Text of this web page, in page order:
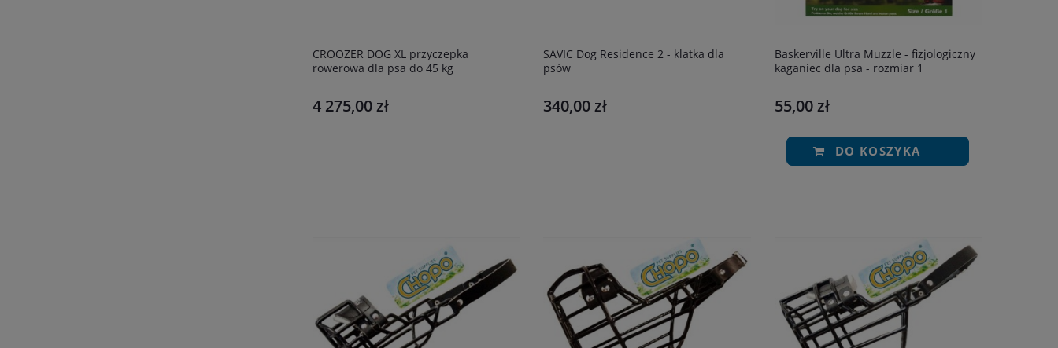
CROOZER DOG XL przyczepka
rowerowa dla psa do 45 kg
4 275,00 zł
SAVIC Dog Residence 2 - klatka dla
psów
340,00 zł
Baskerville Ultra Muzzle - fizjologiczny
kaganiec dla psa - rozmiar 1
55,00 zł
DO KOSZYKA